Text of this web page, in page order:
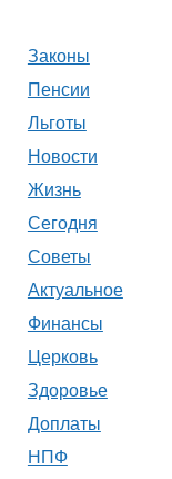
Законы
Пенсии
Льготы
Новости
Жизнь
Сегодня
Советы
Актуальное
Финансы
Церковь
Здоровье
Доплаты
НПФ